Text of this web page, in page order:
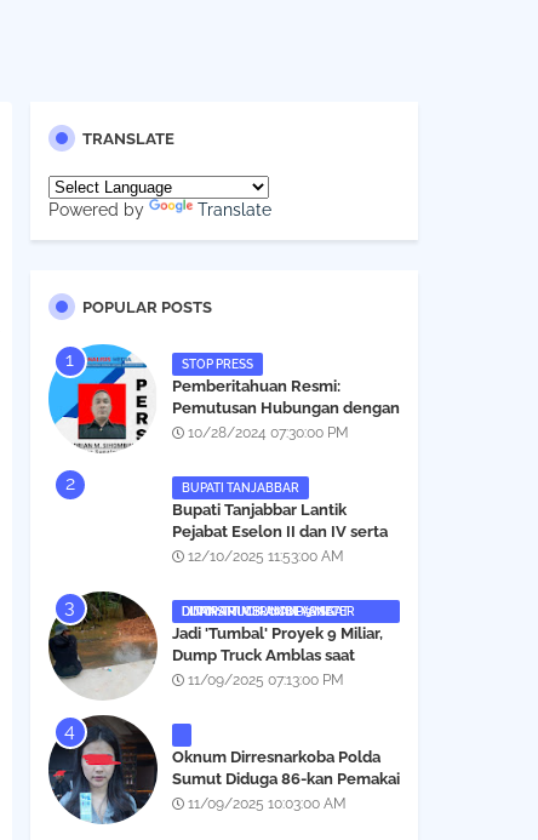
TRANSLATE
Powered by Translate
POPULAR POSTS
STOP PRESS
Pemberitahuan Resmi:
Pemutusan Hubungan dengan
Salah Satu Individu yang
Analisismedia.com
10/28/2024 07:30:00 PM
BUPATI TANJABBAR
‎Bupati Tanjabbar Lantik
Pejabat Eselon II dan IV serta
Fungsional, Berikut Nama dan
12/10/2025 11:53:00 AM
DUMP TRUCK AMBLAS SAAT LINTASI TIMBUNAN YANG DITANAMI CERUCUP 3 METER
‎Jadi 'Tumbal' Proyek 9 Miliar,
Dump Truck Amblas saat
Lintasi Timbunan yang
11/09/2025 07:13:00 PM
Oknum Dirresnarkoba Polda
Sumut Diduga 86-kan Pemakai
Narkoba Yang Didapatkan Saat
11/09/2025 10:03:00 AM